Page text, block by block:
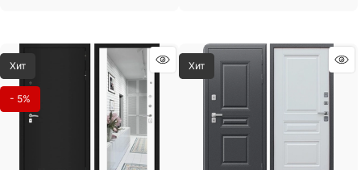
Хит
- 5%
Хит